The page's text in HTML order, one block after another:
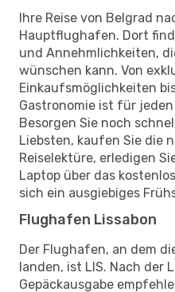
Ihre Reise von Belgrad
Hauptflughafen. Dort
und Annehmlichkeiten,
wünschen kann. Von
Einkaufsmöglichkeiten
Gastronomie ist für
Besorgen Sie noch
Liebsten, kaufen Sie die
Reiselektüre, erledigen
Laptop über das
sich ein ausgiebiges
Flughafen Lissabon
Der Flughafen, an dem
landen, ist LIS. Nach der
Gepäckausgabe